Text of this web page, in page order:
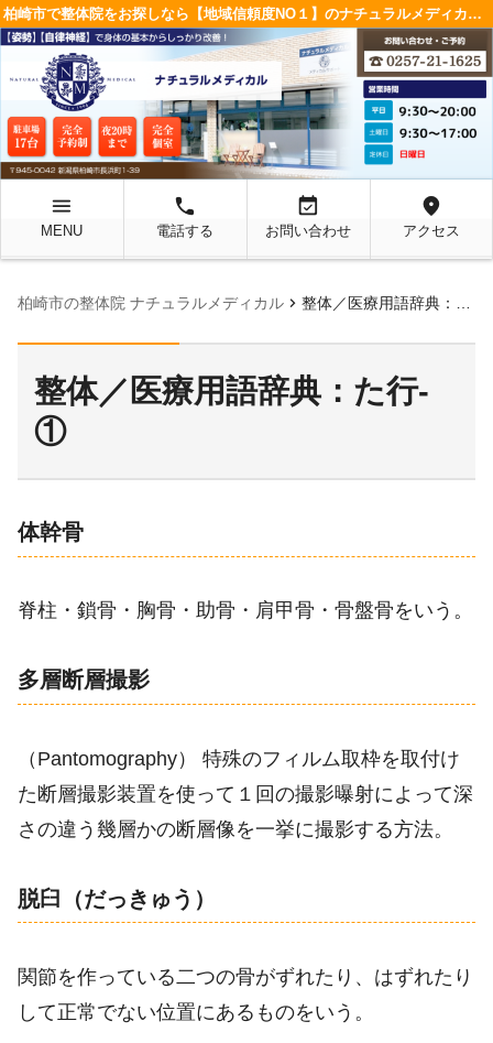
柏崎市で整体院をお探しなら【地域信頼度NO１】のナチュラルメディカルへ
menu
MENU
local_phone
電話する
event_available
お問い合わせ
location_on
アクセス
柏崎市の整体院 ナチュラルメディカル chevron_right 整体／医療用語辞典：た行-①
整体／医療用語辞典：た行-
①
体幹骨
脊柱・鎖骨・胸骨・助骨・肩甲骨・骨盤骨をいう。
多層断層撮影
（Pantomography） 特殊のフィルム取枠を取付け
た断層撮影装置を使って１回の撮影曝射によって深
さの違う幾層かの断層像を一挙に撮影する方法。
脱臼（だっきゅう）
関節を作っている二つの骨がずれたり、はずれたり
して正常でない位置にあるものをいう。